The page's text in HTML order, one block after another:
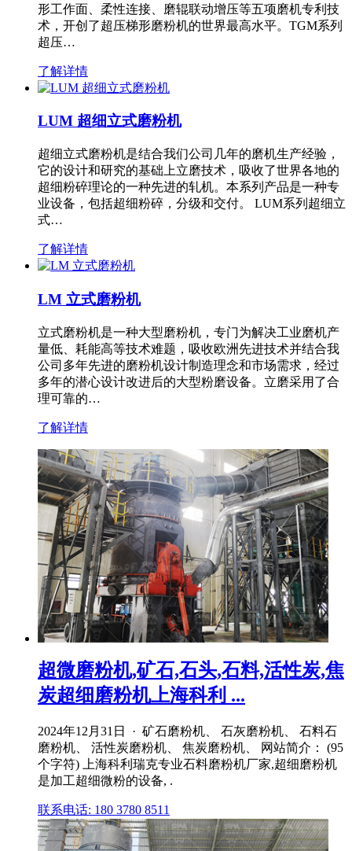
形工作面、柔性连接、磨辊联动增压等五项磨机专利技
术，开创了超压梯形磨粉机的世界最高水平。TGM系列
超压…
了解详情
LUM 超细立式磨粉机
超细立式磨粉机是结合我们公司几年的磨机生产经验，
它的设计和研究的基础上立磨技术，吸收了世界各地的
超细粉碎理论的一种先进的轧机。本系列产品是一种专
业设备，包括超细粉碎，分级和交付。 LUM系列超细立
式…
了解详情
LM 立式磨粉机
立式磨粉机是一种大型磨粉机，专门为解决工业磨机产
量低、耗能高等技术难题，吸收欧洲先进技术并结合我
公司多年先进的磨粉机设计制造理念和市场需求，经过
多年的潜心设计改进后的大型粉磨设备。立磨采用了合
理可靠的…
了解详情
超微磨粉机,矿石,石头,石料,活性炭,焦
炭超细磨粉机上海科利 ...
2024年12月31日 · 矿石磨粉机、 石灰磨粉机、 石料石
磨粉机、 活性炭磨粉机、 焦炭磨粉机、 网站简介： (95
个字符) 上海科利瑞克专业石料磨粉机厂家,超细磨粉机
是加工超细微粉的设备, .
联系电话: 180 3780 8511